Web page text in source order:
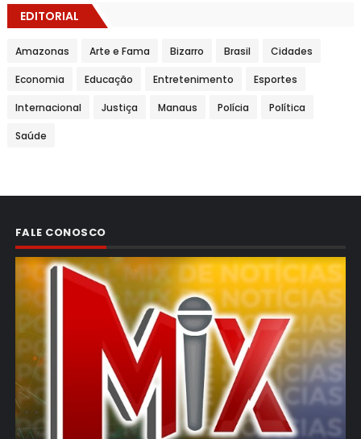
EDITORIAL
Amazonas Arte e Fama Bizarro Brasil Cidades
Economia Educação Entretenimento Esportes
Internacional Justiça Manaus Polícia Política
Saúde
FALE CONOSCO